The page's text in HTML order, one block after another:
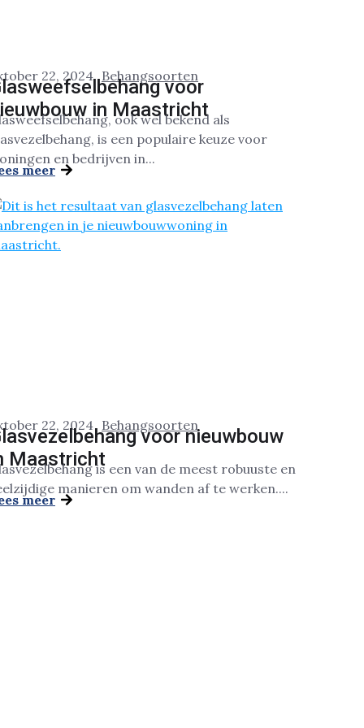
22, 2024 Behangsoorten
voor
in Maastricht
ook wel bekend als
is een populaire keuze voor
en bedrijven in...
meer
22, 2024 Behangsoorten
voor nieuwbouw
Maastrichtis een van de meest robuuste en
manieren om wanden af te werken....
meer